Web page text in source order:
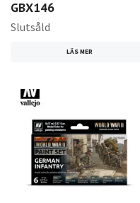
GBX146
Slutsåld
LÄS MER